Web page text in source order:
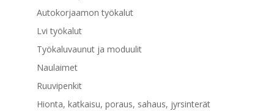
Autokorjaamon työkalut
Lvi työkalut
Työkaluvaunut ja moduulit
Naulaimet
Ruuvipenkit
Hionta, katkaisu, poraus, sahaus, jyrsinterät